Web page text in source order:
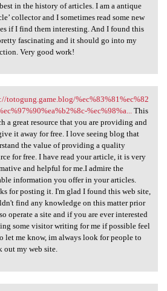
in the history of articles. I am a antique
collector and I sometimes read some new
if I find them interesting. And I found this
fascinating and it should go into my
Very good work!
totogung.game.blog/
totogung.game.blog/%ec%83%81%ec%82
%ec%98%a...This
a great resource that you are providing and
it away for free. I love seeing blog that
the value of providing a quality
for free. I have read your article, it is very
and helpful for me.I admire the
information you offer in your articles.
for posting it. I'm glad I found this web site,
find any knowledge on this matter prior
operate a site and if you are ever interested
some visitor writing for me if possible feel
let me know, im always look for people to
out my web site.